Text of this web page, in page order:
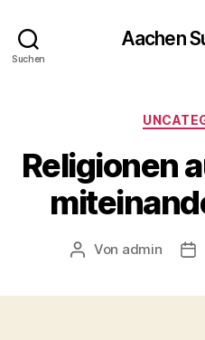
Suchen
Aachen
Religionen
Beitragsautor
Von admin